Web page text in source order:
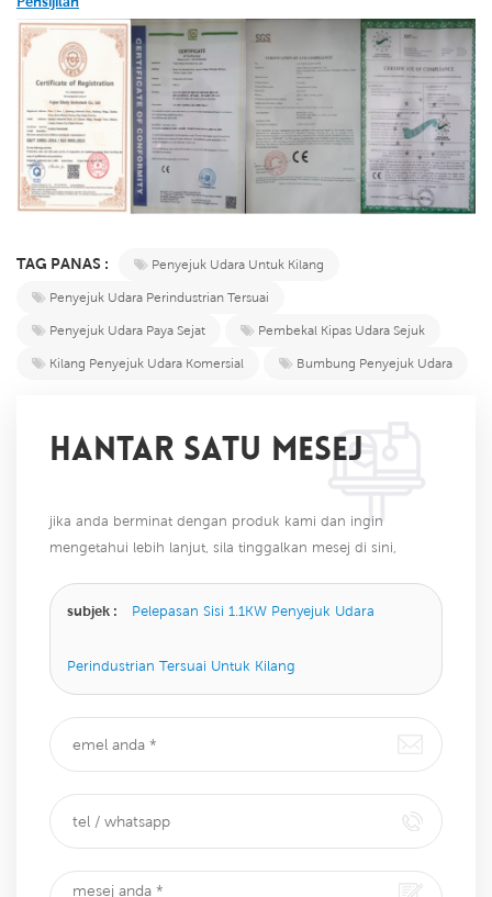
TAG PANAS :
Penyejuk Udara Untuk Kilang
Penyejuk Udara Perindustrian Tersuai
Penyejuk Udara Paya Sejat
Pembekal Kipas Udara Sejuk
Kilang Penyejuk Udara Komersial
Bumbung Penyejuk Udara
HANTAR SATU MESEJ
jika anda berminat dengan produk kami dan ingin
mengetahui lebih lanjut, sila tinggalkan mesej di sini,
subjek : Pelepasan Sisi 1.1KW Penyejuk Udara
Perindustrian Tersuai Untuk Kilang